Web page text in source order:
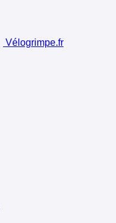
Vélogrimpe.fr